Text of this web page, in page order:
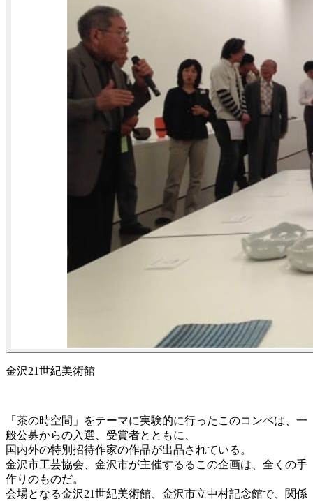
金沢21世紀美術館
「茶の時空間」をテーマに実験的に行ったこのコンペは、一
般公募からの入選、受賞者とともに、
国内外の特別招待作家の作品が出品されている。
金沢市工芸協会、金沢市が主催するるこの企画は、全くの手
作りのものだ。
会場となる金沢21世紀美術館、金沢市立中村記念館で、関係